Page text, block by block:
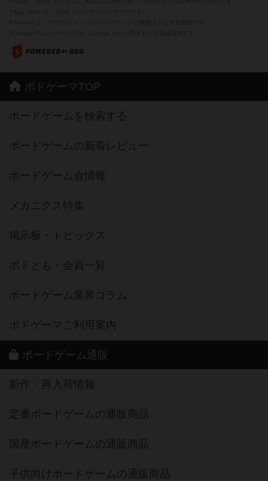
ボドゲーマTOP
ボードゲームを検索する
ボードゲームの新着レビュー
ボードゲーム会情報
メカニクス特集
掲示板・トピックス
ボドとも・会員一覧
ボードゲーム業界コラム
ボドゲーマご利用案内
ボードゲーム通販
新作・再入荷情報
定番ボードゲームの通販商品
国産ボードゲームの通販商品
子供向けボードゲームの通販商品